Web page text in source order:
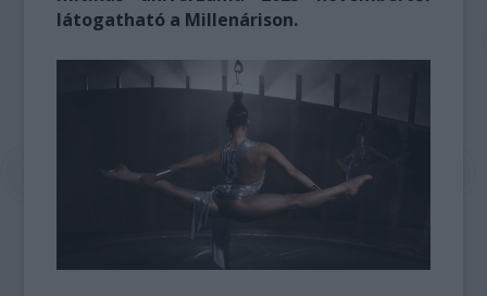
látogatható a Millenárison.